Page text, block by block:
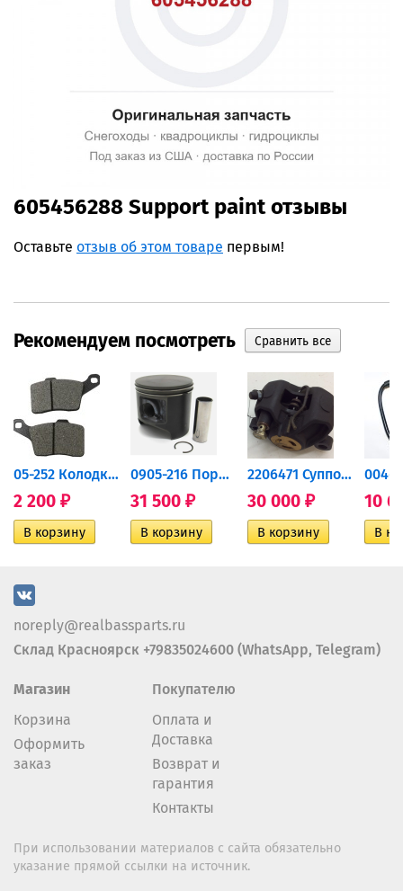
605456288 Support paint отзывы
Оставьте отзыв об этом товаре первым!
Рекомендуем посмотреть
05-252 Колодки тормозные...
2 200 ₽
0905-216 Поршень Arctic Cat...
31 500 ₽
2206471 Суппорт тормозной...
30 000 ₽ 10
noreply@realbassparts.ru
Склад Красноярск +79835024600 (WhatsApp, Telegram)
Магазин
Корзина
Оформить
заказ
Покупателю
Оплата и
Доставка
Возврат и
гарантия
Контакты
При использовании материалов с сайта обязательно
указание прямой ссылки на источник.